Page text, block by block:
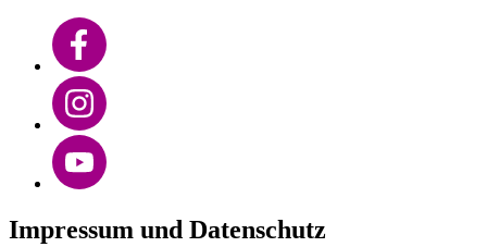
Impressum und Datenschutz